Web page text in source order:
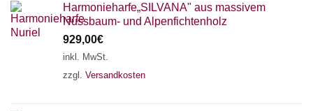
Harmonieharfe„SILVANA" aus massivem
Nussbaum- und Alpenfichtenholz
929,00€
inkl. MwSt.
zzgl. Versandkosten